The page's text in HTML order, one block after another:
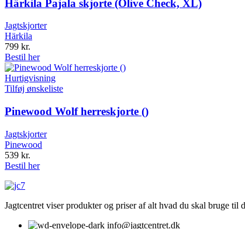
Härkila Pajala skjorte (Olive Check, XL)
Jagtskjorter
Härkila
799 kr.
Bestil her
Hurtigvisning
Tilføj ønskeliste
Pinewood Wolf herreskjorte ()
Jagtskjorter
Pinewood
539 kr.
Bestil her
Jagtcentret viser produkter og priser af alt hvad du skal bruge
info@jagtcentret.dk